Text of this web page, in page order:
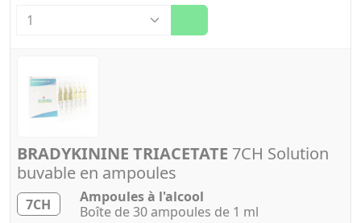
BRADYKININE TRIACETATE 7CH Solution
buvable en ampoules
7CH
Ampoules à l'alcool
Boîte de 30 ampoules de 1 ml